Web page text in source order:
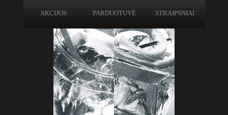
AKCIJOS PARDUOTUVĖ STRAIPSNIAI